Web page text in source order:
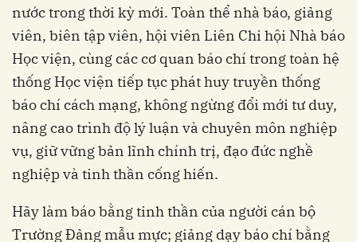
nước trong thời kỳ mới. Toàn thể nhà báo, giảng
viên, biên tập viên, hội viên Liên Chi hội Nhà báo
Học viện, cùng các cơ quan báo chí trong toàn hệ
thống Học viện tiếp tục phát huy truyền thống
báo chí cách mạng, không ngừng đổi mới tư duy,
nâng cao trình độ lý luận và chuyên môn nghiệp
vụ, giữ vững bản lĩnh chính trị, đạo đức nghề
nghiệp và tinh thần cống hiến.
Hãy làm báo bằng tinh thần của người cán bộ
Trường Đảng mẫu mực; giảng dạy báo chí bằng